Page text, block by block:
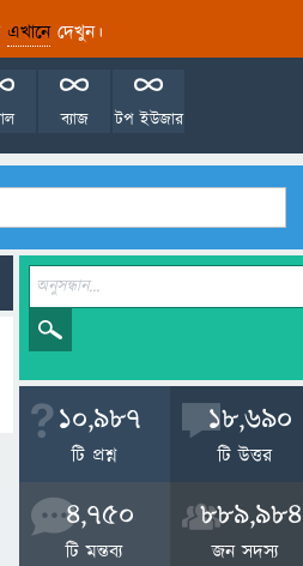
এখানেদেখুন।
টপ ইউজার
ব্যাজ
10,987
টি প্রশ্ন
18,690
টি উত্তর
4,750
টি মন্তব্য
889,984
জন সদস্য